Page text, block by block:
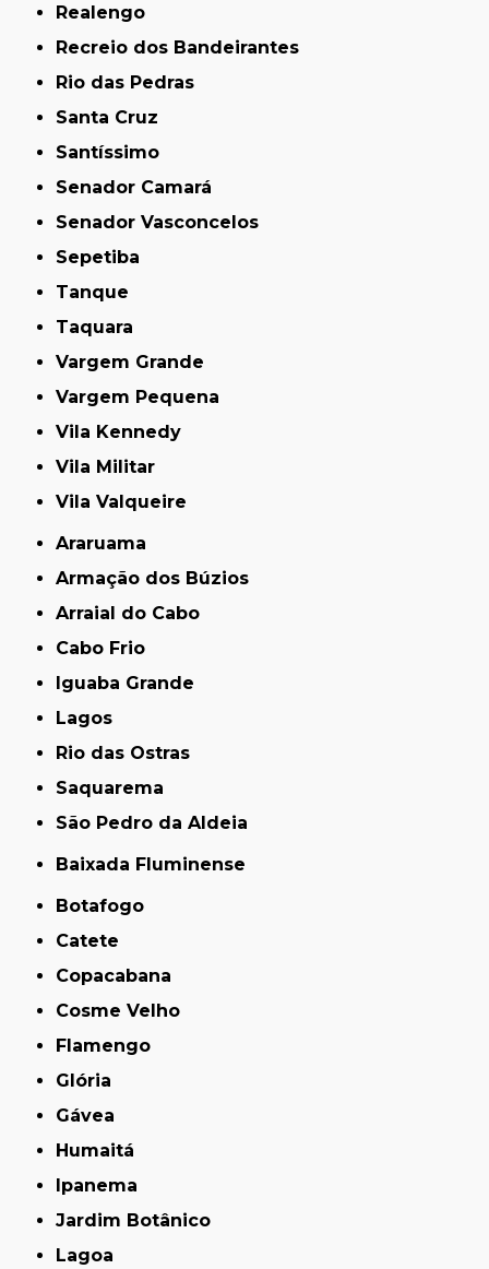
Realengo
Recreio dos Bandeirantes
Rio das Pedras
Santa Cruz
Santíssimo
Senador Camará
Senador Vasconcelos
Sepetiba
Tanque
Taquara
Vargem Grande
Vargem Pequena
Vila Kennedy
Vila Militar
Vila Valqueire
Araruama
Armação dos Búzios
Arraial do Cabo
Cabo Frio
Iguaba Grande
Lagos
Rio das Ostras
Saquarema
São Pedro da Aldeia
Baixada Fluminense
Botafogo
Catete
Copacabana
Cosme Velho
Flamengo
Glória
Gávea
Humaitá
Ipanema
Jardim Botânico
Lagoa